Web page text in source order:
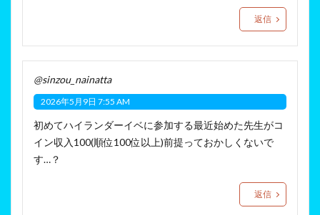
返信
@sinzou_nainatta
2026年5月9日 7:55 AM
初めてハイランダーイベに参加する最近始めた先生がコ
イン収入100(順位100位以上)前提っておかしくないで
す…？
返信